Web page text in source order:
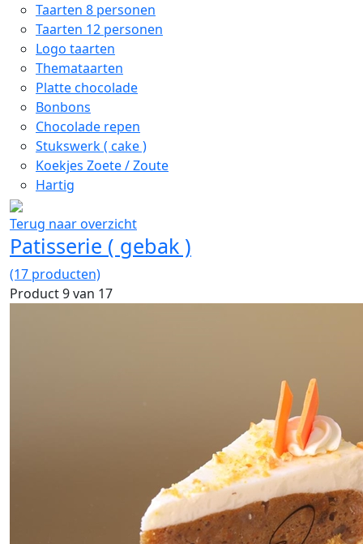
Taarten 8 personen
Taarten 12 personen
Logo taarten
Themataarten
Platte chocolade
Bonbons
Chocolade repen
Stukswerk ( cake )
Koekjes Zoete / Zoute
Hartig
Terug naar overzicht
Patisserie ( gebak )
(17 producten)
Product 9 van 17